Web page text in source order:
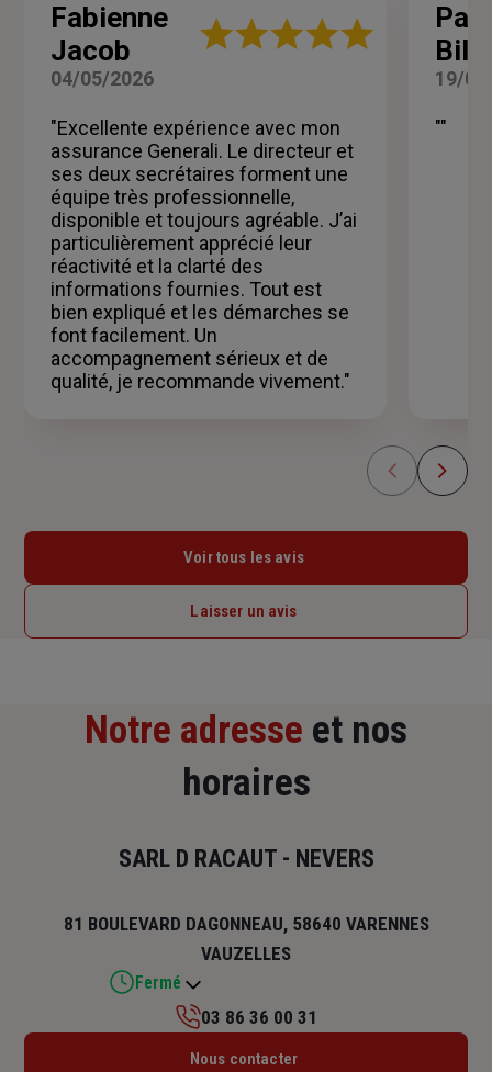
Fabienne
Jacob
Note
étoiles
04/05/2026
"Excellente expérience avec mon
assurance Generali. Le directeur et
ses deux secrétaires forment une
équipe très professionnelle,
disponible et toujours agréable. J’ai
particulièrement apprécié leur
réactivité et la clarté des
informations fournies. Tout est
bien expliqué et les démarches se
font facilement. Un
accompagnement sérieux et de
qualité, je recommande vivement."
19/
""
Voir tous les avis
Laisser un avis
Notre adresse et nos
horaires
SARL D RACAUT - NEVERS
81 BOULEVARD DAGONNEAU, 58640 VARENNES
VAUZELLES
Fermé
Lundi : 13h45 – 18h
03 86 36 00 31
Nous contacter